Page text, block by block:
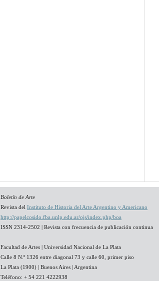
Boletín de Arte
Revista del Instituto de Historia del Arte Argentino y Americano
http://papelcosido.fba.unlp.edu.ar/ojs/index.php/boa
ISSN 2314-2502 | Revista con frecuencia de publicación continua
Facultad de Artes | Universidad Nacional de La Plata
Calle 8 N.º 1326 entre diagonal 73 y calle 60, primer piso
La Plata (1900) | Buenos Aires | Argentina
Teléfono: + 54 221 4222938